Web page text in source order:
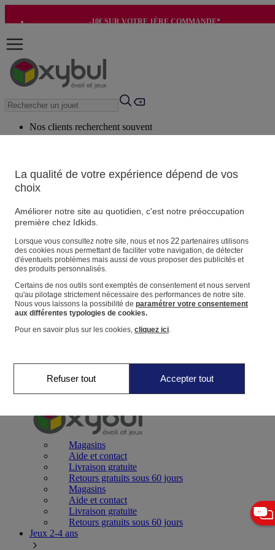
-10€ SUR VOTRE 1ÈRE COMMANDE*
Nos clients recherchent souvent
Conseils suggérés
Produits suggérés
Vos informations personnelles
Suivre une commande
Magasin
Panier
Favoris
Jeux 0-2 ans
Magasins
Aide et contact
Livraison gratuite
Retours gratuits sous 60 jours
Magasins
Aide et contact
Livraison gratuite
Retours gratuits sous 60 jours
Jeux 2-4 ans
La qualité de votre expérience dépend de vos
choix
Améliorer notre site au quotidien, c'est notre préoccupation
première chez Idkids.
Lorsque vous consultez notre site, nous et nos 22partenaires utilisons
des cookies nous permettant de faciliter votre navigation, de détecter
d'éventuels problèmes mais aussi de vous proposer des publicités et
des produits personnalisés.
Certains de nos outils sont exemptés de consentement et nous servent
qu'au pilotage strictement nécessaire des performances de notre site.
Nous vous laissons la possibilité de paramétrer votre consentement
aux différentes typologies de cookies.
Pour en savoir plus sur les cookies, cliquez ici.
Refuser tout Accepter tout